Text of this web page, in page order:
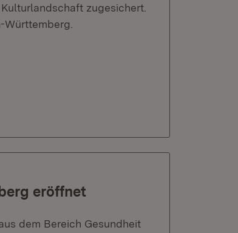
zugesichert.
eröffnet
dem Bereich Gesundheit